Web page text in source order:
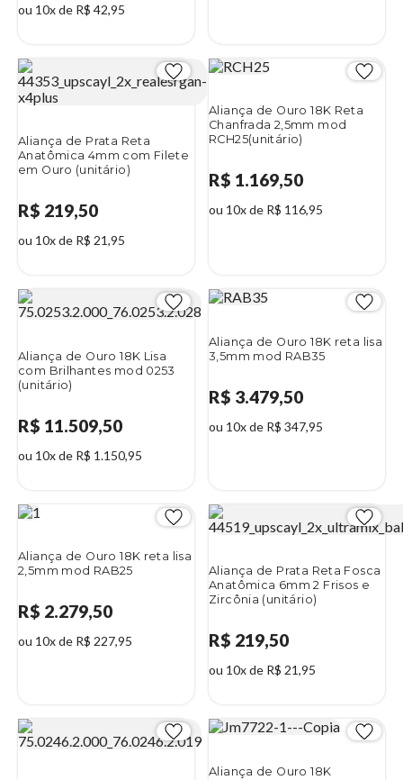
ou 10x de R$ 42,95
Aliança de Prata Reta
Anatômica 4mm com Filete
em Ouro (unitário)
R$ 219,50
ou 10x de R$ 21,95
Aliança de Ouro 18K Reta
Chanfrada 2,5mm mod
RCH25(unitário)
R$ 1.169,50
ou 10x de R$ 116,95
Aliança de Ouro 18K Lisa
com Brilhantes mod 0253
(unitário)
R$ 11.509,50
ou 10x de R$ 1.150,95
Aliança de Ouro 18K reta lisa
3,5mm mod RAB35
R$ 3.479,50
ou 10x de R$ 347,95
Aliança de Ouro 18K reta lisa
2,5mm mod RAB25
R$ 2.279,50
ou 10x de R$ 227,95
Aliança de Prata Reta Fosca
Anatômica 6mm 2 Frisos e
Zircônia (unitário)
R$ 219,50
ou 10x de R$ 21,95
Aliança de Ouro 18K